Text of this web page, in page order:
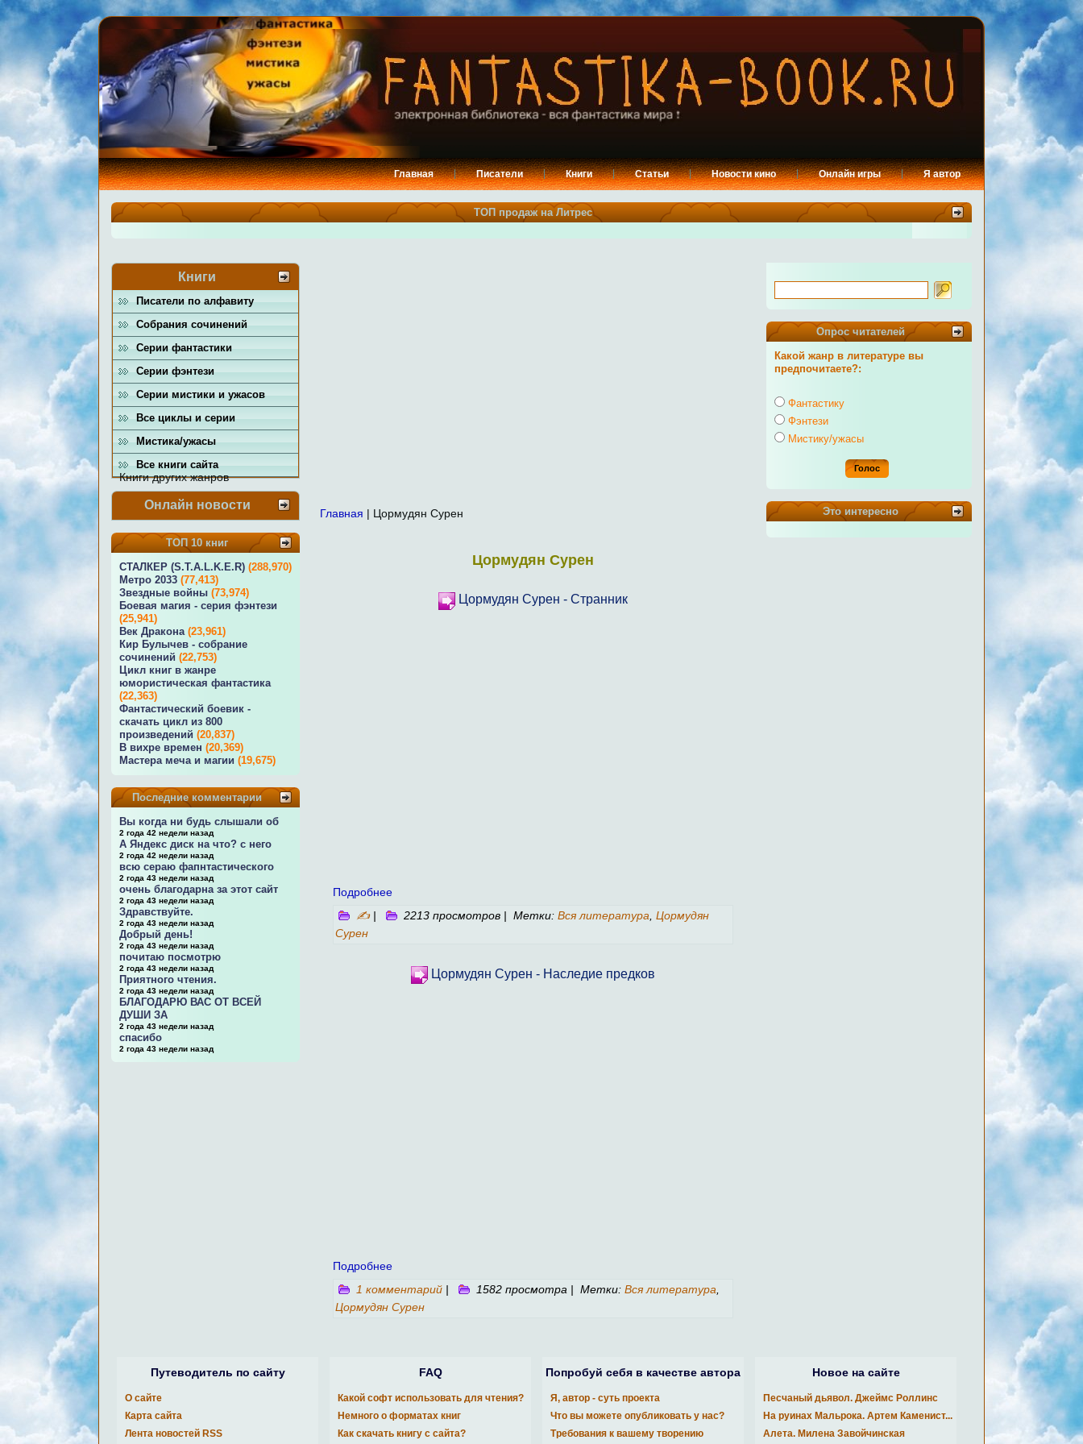
Главная Писатели Книги Статьи Новости кино Онлайн игры Я автор
ТОП продаж на Литрес
Книги
Писатели по алфавиту
Собрания сочинений
Серии фантастики
Серии фэнтези
Серии мистики и ужасов
Все циклы и серии
Мистика/ужасы
Все книги сайта
Книги других жанров
Онлайн новости
ТОП 10 книг
СТАЛКЕР (S.T.A.L.K.E.R) (288,970)
Метро 2033 (77,413)
Звездные войны (73,974)
Боевая магия - серия фэнтези
(25,941)
Век Дракона (23,961)
Кир Булычев - собрание
сочинений (22,753)
Цикл книг в жанре
юмористическая фантастика
(22,363)
Фантастический боевик -
скачать цикл из 800
произведений (20,837)
В вихре времен (20,369)
Мастера меча и магии (19,675)
Последние комментарии
Вы когда ни будь слышали об
2 года 42 недели назад
А Яндекс диск на что? с него
2 года 42 недели назад
всю сераю фапнтастического
2 года 43 недели назад
очень благодарна за этот сайт
2 года 43 недели назад
Здравствуйте.
2 года 43 недели назад
Добрый день!
2 года 43 недели назад
почитаю посмотрю
2 года 43 недели назад
Приятного чтения.
2 года 43 недели назад
БЛАГОДАРЮ ВАС ОТ ВСЕЙ
ДУШИ ЗА
2 года 43 недели назад
спасибо
2 года 43 недели назад
Главная | Цормудян Сурен
Цормудян Сурен
Цормудян Сурен - Странник
Подробнее
✍| 2213 просмотров | Метки: Вся литература Цормудян
Сурен
Цормудян Сурен - Наследие предков
Подробнее
1 комментарий | 1582 просмотра | Метки: Вся литература
Цормудян Сурен
Опрос читателей
Какой жанр в литературе вы
предпочитаете?:
Фантастику
Фэнтези
Мистику/ужасы
Это интересно
Путеводитель по сайту
О сайте
Карта сайта
Лента новостей RSS
FAQ
Какой софт использовать для чтения?
Немного о форматах книг
Как скачать книгу с сайта?
Попробуй себя в качестве автора
Я, автор - суть проекта
Что вы можете опубликовать у нас?
Требования к вашему творению
Новое на сайте
Песчаный дьявол. Джеймс Роллинс
На руинах Мальрока. Артем Каменист...
Алета. Милена Завойчинская